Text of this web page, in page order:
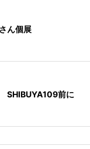
ん個展
SHIBUYA109前に